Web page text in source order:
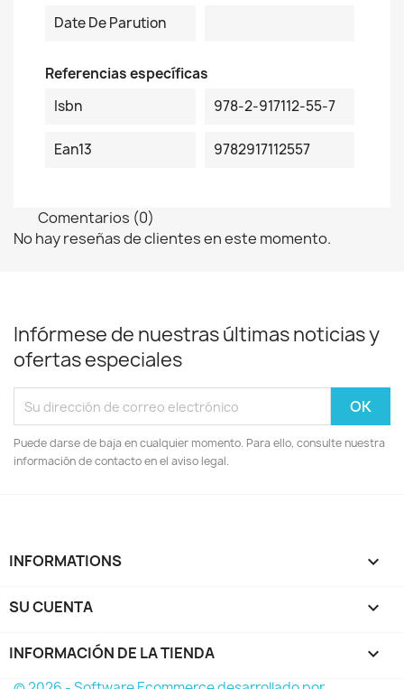
Date De Parution
Referencias específicas
Isbn
978-2-917112-55-7
Ean13 9782917112557
Comentarios (0)
No hay reseñas de clientes en este momento.
Infórmese de nuestras últimas noticias y
ofertas especiales
Puede darse de baja en cualquier momento. Para ello, consulte nuestra
información de contacto en el aviso legal.
INFORMATIONS 
SU CUENTA 
INFORMACIÓN DE LA TIENDA keyboard_arrow_down